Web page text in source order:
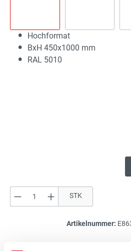
Hochformat
BxH 450x1000 mm
RAL 5010
Produkt Anzahl: Gib
STK
Artikelnummer: